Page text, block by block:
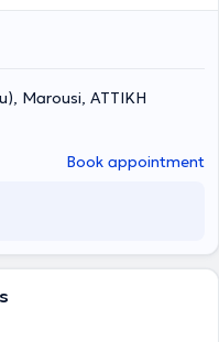
Marousi, ΑΤΤΙΚΗ
Book appointment